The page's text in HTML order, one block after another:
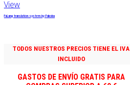
View
FaLang translation system by Faboba
TODOS NUESTROS PRECIOS TIENE EL IVA
INCLUIDO
GASTOS DE ENVÍO GRATIS PARA